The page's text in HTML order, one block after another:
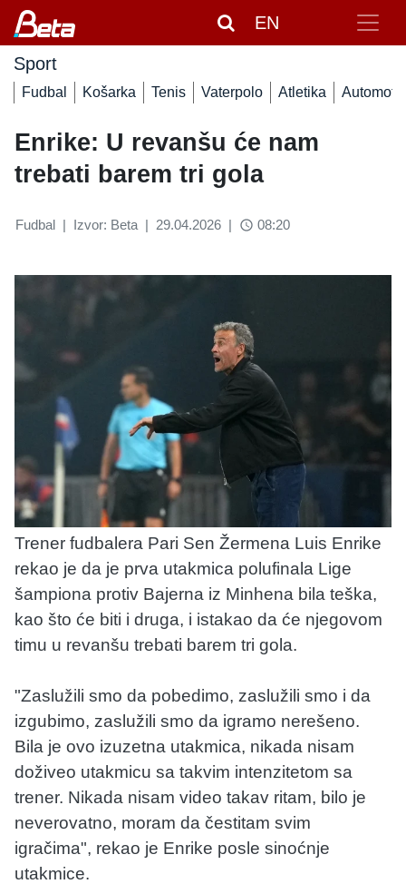
EN
Sport
Fudbal Košarka Tenis Vaterpolo Atletika Automoto
Enrike: U revanšu će nam
trebati barem tri gola
Fudbal | Izvor: Beta | 29.04.2026 | access_time 08:20
Trener fudbalera Pari Sen Žermena Luis Enrike
rekao je da je prva utakmica polufinala Lige
šampiona protiv Bajerna iz Minhena bila teška,
kao što će biti i druga, i istakao da će njegovom
timu u revanšu trebati barem tri gola.
"Zaslužili smo da pobedimo, zaslužili smo i da
izgubimo, zaslužili smo da igramo nerešeno.
Bila je ovo izuzetna utakmica, nikada nisam
doživeo utakmicu sa takvim intenzitetom sa
trener. Nikada nisam video takav ritam, bilo je
neverovatno, moram da čestitam svim
igračima", rekao je Enrike posle sinoćnje
utakmice.